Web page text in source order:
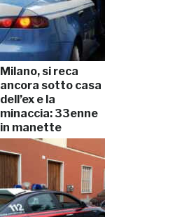
Milano, si reca
ancora sotto casa
dell’ex e la
minaccia: 33enne
in manette